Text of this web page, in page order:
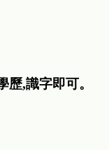
歷,識字即可。